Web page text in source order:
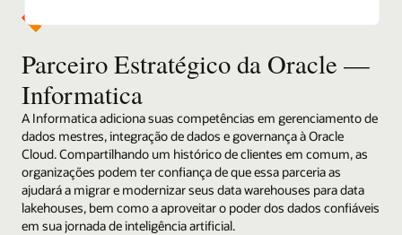
Parceiro Estratégico da Oracle —
Informatica
A Informatica adiciona suas competências em gerenciamento de
dados mestres, integração de dados e governança à Oracle
Cloud. Compartilhando um histórico de clientes em comum, as
organizações podem ter confiança de que essa parceria as
ajudará a migrar e modernizar seus data warehouses para data
lakehouses, bem como a aproveitar o poder dos dados confiáveis
em sua jornada de inteligência artificial.